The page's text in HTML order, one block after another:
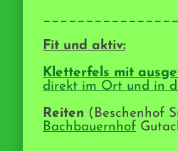
Fit und aktiv:
Kletterfels mit
direkt im Ort und in
Reiten ( Beschenhof
Bachbauernhof